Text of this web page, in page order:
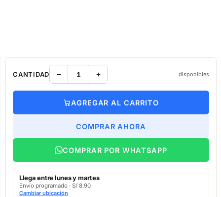
CANTIDAD disponibles
AGREGAR AL CARRITO
COMPRAR AHORA
COMPRAR POR WHATSAPP
Llega entre lunes y martes
Envío programado · S/ 8.90
Cambiar ubicación